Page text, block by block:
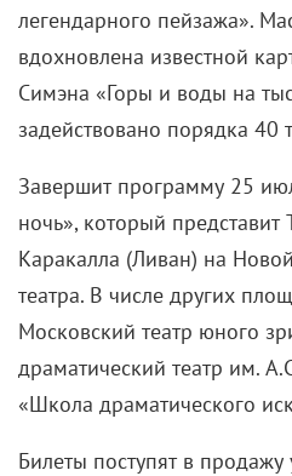
легендарного пейзажа».
вдохновлена известной
Симэна «Горы и воды на
задействовано порядка 40
Завершит программу 25
ночь», который представит
Каракалла (Ливан) на
театра. В числе других
Московский театр юного
драматический театр им.
«Школа драматического
Билеты поступят в